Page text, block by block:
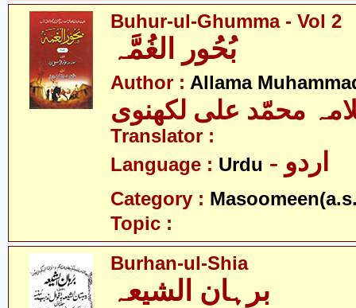
Buhur-ul-Ghumma - Vol 2
بُحُور الغُمَّہ
Author : Allama
محمّد علی لکھنوی
Translator :
Language : Urdu - اردو
Category :
Topic :
Burhan-ul-Shia
برہان الشیعہ